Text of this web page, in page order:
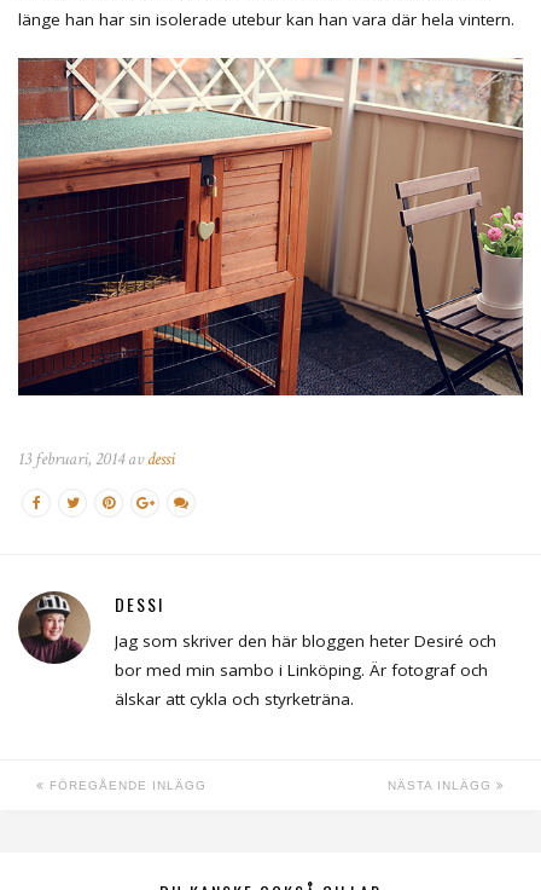
länge han har sin isolerade utebur kan han vara där hela vintern.
13 februari, 2014 avdessi
DESSI
Jag som skriver den här bloggen heter Desiré och
bor med min sambo i Linköping. Är fotograf och
älskar att cykla och styrketräna.
FÖREGÅENDE INLÄGG NÄSTA INLÄGG